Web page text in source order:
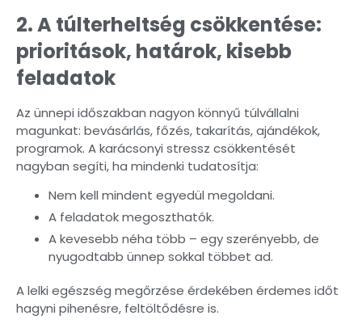
2. A túlterheltség csökkentése:
prioritások, határok, kisebb
feladatok
Az ünnepi időszakban nagyon könnyű túlvállalni
magunkat: bevásárlás, főzés, takarítás, ajándékok,
programok. A karácsonyi stressz csökkentését
nagyban segíti, ha mindenki tudatosítja:
Nem kell mindent egyedül megoldani.
A feladatok megoszthatók.
A kevesebb néha több – egy szerényebb, de
nyugodtabb ünnep sokkal többet ad.
A lelki egészség megőrzése érdekében érdemes időt
hagyni pihenésre, feltöltődésre is.